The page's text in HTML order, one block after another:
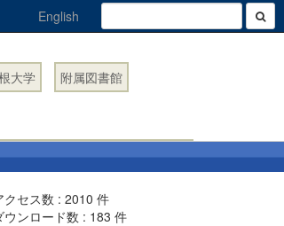
English
大学 附属図書館
クセス数 :2010 件
ウンロード数 : 183 件